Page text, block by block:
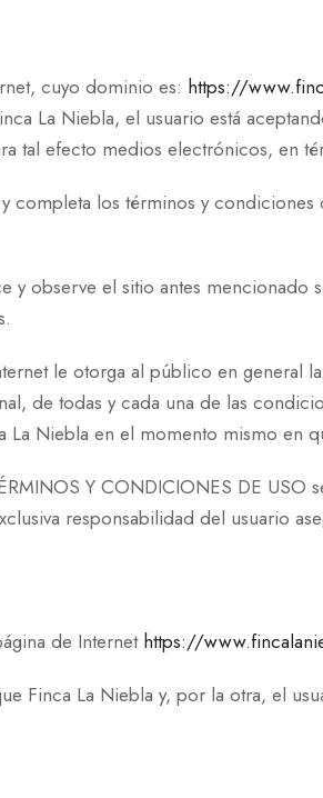
cuyo dominio es: https://
La Niebla, el usuario está
tal efecto medios electrónicos, en
completa los términos y
y observe el sitio antes
le otorga al público en
de todas y cada una de las
Niebla en el momento mismo en
Y CONDICIONES DE USO
responsabilidad del usuario
de Internet https://
Finca La Niebla y, por la otra, el